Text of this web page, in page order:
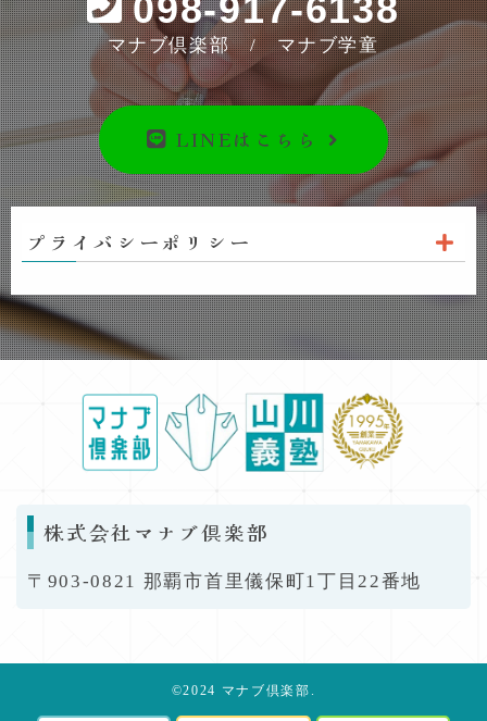
098-917-6138
マナブ倶楽部 / マナブ学童
LINEはこちら
プライバシーポリシー
株式会社マナブ倶楽部
〒903-0821 那覇市首里儀保町1丁目22番地
©2024 マナブ倶楽部.